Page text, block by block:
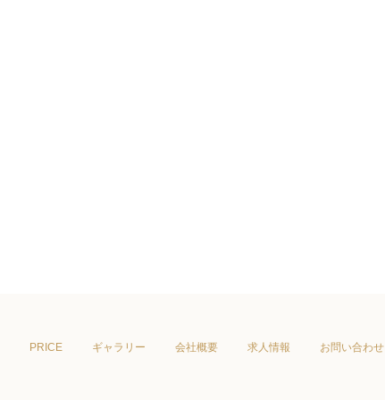
PRICE ギャラリー 会社概要 求人情報 お問い合わせ